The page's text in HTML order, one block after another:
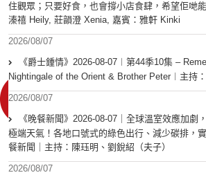
住觀眾；只要好食，也會撐小店食肆，希望佢哋
溱禧 Heily, 莊韻澄 Xenia, 嘉賓：雅軒 Kinki
2026/08/07
《爵士鍾情》2026-08-07︱第44季10集 –
Nightingale of the Orient & Brother Peter︱主持
2026/08/07
《晚餐新聞》2026-08-07｜全球溫室效應加劇
極端天氣！各地口號式的綠色出行、減少碳排，
餐新聞｜主持：陳珏明、劉銳紹（夫子）
2026/08/07